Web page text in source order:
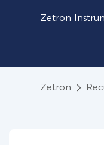
Zetron
Zetron